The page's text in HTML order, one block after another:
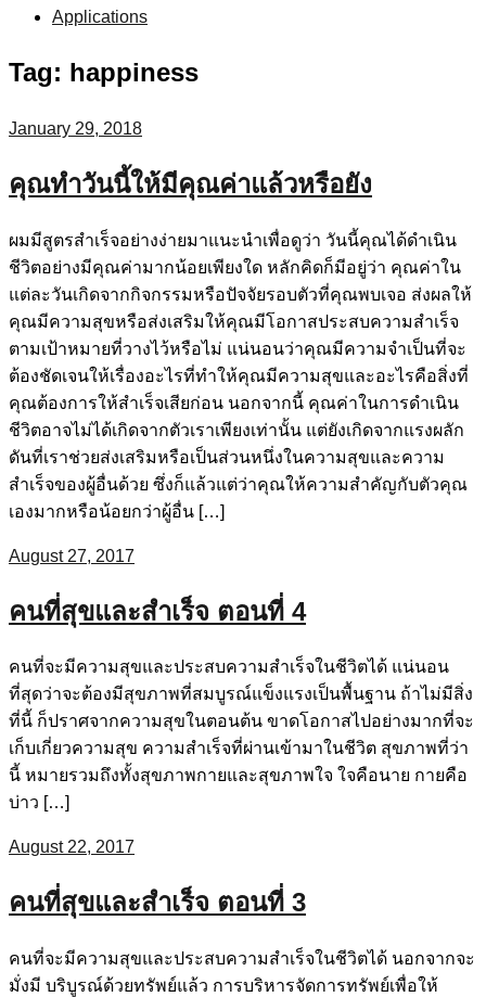
Applications
Tag: happiness
January 29, 2018
คุณทำวันนี้ให้มีคุณค่าแล้วหรือยัง
ผมมีสูตรสำเร็จอย่างง่ายมาแนะนำเพื่อดูว่า วันนี้คุณได้ดำเนิน
ชีวิตอย่างมีคุณค่ามากน้อยเพียงใด หลักคิดก็มีอยู่ว่า คุณค่าใน
แต่ละวันเกิดจากกิจกรรมหรือปัจจัยรอบตัวที่คุณพบเจอ ส่งผลให้
คุณมีความสุขหรือส่งเสริมให้คุณมีโอกาสประสบความสำเร็จ
ตามเป้าหมายที่วางไว้หรือไม่ แน่นอนว่าคุณมีความจำเป็นที่จะ
ต้องชัดเจนให้เรื่องอะไรที่ทำให้คุณมีความสุขและอะไรคือสิ่งที่
คุณต้องการให้สำเร็จเสียก่อน นอกจากนี้ คุณค่าในการดำเนิน
ชีวิตอาจไม่ได้เกิดจากตัวเราเพียงเท่านั้น แต่ยังเกิดจากแรงผลัก
ดันที่เราช่วยส่งเสริมหรือเป็นส่วนหนึ่งในความสุขและความ
สำเร็จของผู้อื่นด้วย ซึ่งก็แล้วแต่ว่าคุณให้ความสำคัญกับตัวคุณ
เองมากหรือน้อยกว่าผู้อื่น […]
August 27, 2017
คนที่สุขและสำเร็จ ตอนที่ 4
คนที่จะมีความสุขและประสบความสำเร็จในชีวิตได้ แน่นอน
ที่สุดว่าจะต้องมีสุขภาพที่สมบูรณ์แข็งแรงเป็นพื้นฐาน ถ้าไม่มีสิ่ง
ที่นี้ ก็ปราศจากความสุขในตอนต้น ขาดโอกาสไปอย่างมากที่จะ
เก็บเกี่ยวความสุข ความสำเร็จที่ผ่านเข้ามาในชีวิต สุขภาพที่ว่า
นี้ หมายรวมถึงทั้งสุขภาพกายและสุขภาพใจ ใจคือนาย กายคือ
บ่าว […]
August 22, 2017
คนที่สุขและสำเร็จ ตอนที่ 3
คนที่จะมีความสุขและประสบความสำเร็จในชีวิตได้ นอกจากจะ
มั่งมี บริบูรณ์ด้วยทรัพย์แล้ว การบริหารจัดการทรัพย์เพื่อให้